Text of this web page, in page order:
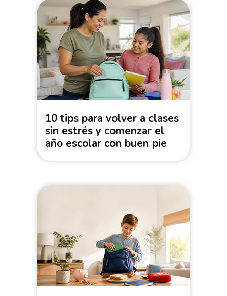
10 tips para volver a clases
sin estrés y comenzar el
año escolar con buen pie